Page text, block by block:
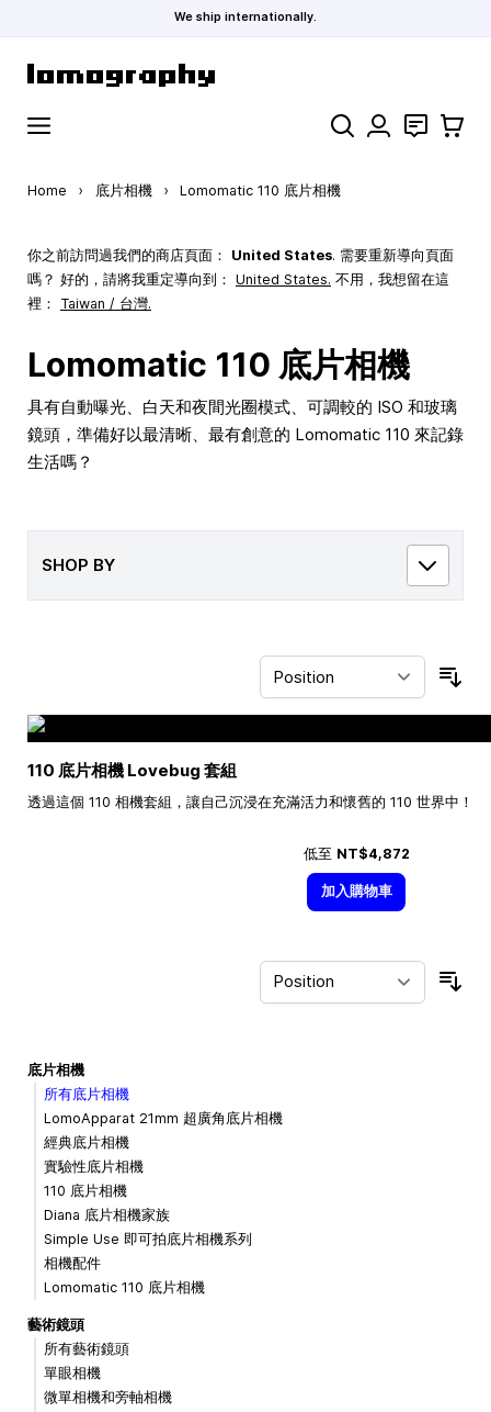
We ship internationally.
Search 聯絡 購物車
Home › 底片相機 › Lomomatic 110 底片相機
你之前訪問過我們的商店頁面： United States. 需要重新導向頁面
嗎？ 好的，請將我重定導向到： United States. 不用，我想留在這
裡： Taiwan / 台灣.
Lomomatic 110 底片相機
具有自動曝光、白天和夜間光圈模式、可調較的 ISO 和玻璃
鏡頭，準備好以最清晰、最有創意的 Lomomatic 110 來記錄
生活嗎？
SHOP BY
110 底片相機 Lovebug 套組
透過這個 110 相機套組，讓自己沉浸在充滿活力和懷舊的 110 世界中！
低至 NT$4,872
加入購物車
底片相機
所有底片相機
LomoApparat 21mm 超廣角底片相機
經典底片相機
實驗性底片相機
110 底片相機
Diana 底片相機家族
Simple Use 即可拍底片相機系列
相機配件
Lomomatic 110 底片相機
藝術鏡頭
所有藝術鏡頭
單眼相機
微單相機和旁軸相機